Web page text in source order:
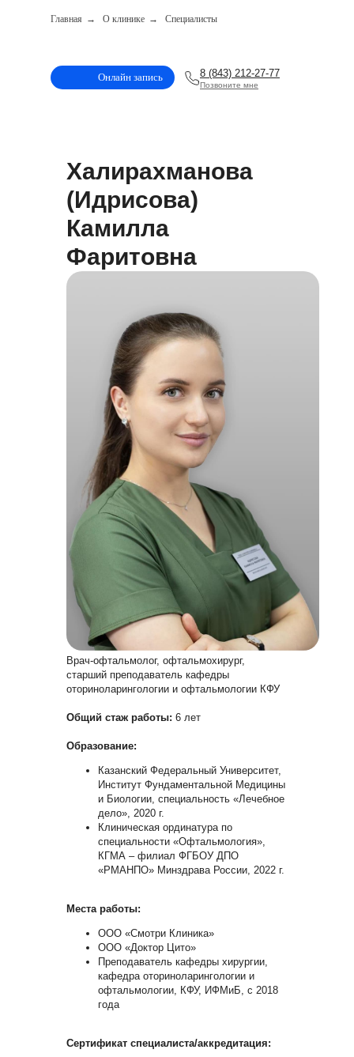
Главная → О клинике → Специалисты
Онлайн запись 8 (843) 212-27-77
Позвоните мне
Халирахманова
(Идрисова)
Камилла
Фаритовна
Врач-офтальмолог, офтальмохирург,
старший преподаватель кафедры
оториноларингологии и офтальмологии КФУ
Общий стаж работы: 6 лет
Образование:
Казанский Федеральный Университет,
Институт Фундаментальной Медицины
и Биологии, специальность «Лечебное
дело», 2020 г.
Клиническая ординатура по
специальности «Офтальмология»,
КГМА – филиал ФГБОУ ДПО
«РМАНПО» Минздрава России, 2022 г.
Места работы:
ООО «Смотри Клиника»
ООО «Доктор Цито»
Преподаватель кафедры хирургии,
кафедра оториноларингологии и
офтальмологии, КФУ, ИФМиБ, с 2018
года
Сертификат специалиста/аккредитация: